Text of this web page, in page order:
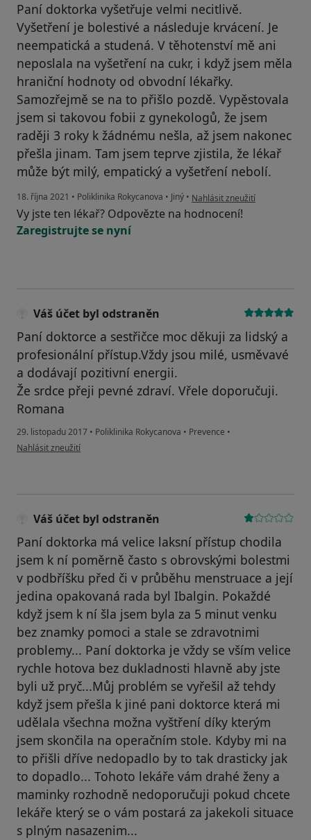
Paní doktorka vyšetřuje velmi necitlivě.
Vyšetření je bolestivé a následuje krvácení. Je
neempatická a studená. V těhotenství mě ani
neposlala na vyšetření na cukr, i když jsem měla
hraniční hodnoty od obvodní lékařky.
Samozřejmě se na to přišlo pozdě. Vypěstovala
jsem si takovou fobii z gynekologů, že jsem
raději 3 roky k žádnému nešla, až jsem nakonec
přešla jinam. Tam jsem teprve zjistila, že lékař
může být milý, empatický a vyšetření nebolí.
18. října 2021 • Poliklinika Rokycanova • Jiný • podle názoru uživatele M. V.
Nahlásit zneužití
Vy jste ten lékař? Odpovězte na hodnocení!
Zaregistrujte se nyní
Váš účet byl odstraněn
Paní doktorce a sestřičce moc děkuji za lidský a
profesionální přístup.Vždy jsou milé, usměvavé
a dodávají pozitivní energii.
Že srdce přeji pevné zdraví. Vřele doporučuji.
Romana
29. listopadu 2017 • Poliklinika Rokycanova • Prevence •
podle názoru uživatele Váš účet byl odstraněn
Nahlásit zneužití
Váš účet byl odstraněn
Paní doktorka má velice laksní přístup chodila
jsem k ní poměrně často s obrovskými bolestmi
v podbříšku před či v průběhu menstruace a její
jedina opakovaná rada byl Ibalgin. Pokaždé
když jsem k ní šla jsem byla za 5 minut venku
bez znamky pomoci a stale se zdravotnimi
problemy... Paní doktorka je vždy se vším velice
rychle hotova bez dukladnosti hlavně aby jste
byli už pryč...Můj problém se vyřešil až tehdy
když jsem přešla k jiné pani doktorce která mi
udělala všechna možna vyštření díky kterým
jsem skončila na operačním stole. Kdyby mi na
to přišli dříve nedopadlo by to tak drasticky jak
to dopadlo... Tohoto lekáře vám drahé ženy a
maminky rozhodně nedoporučuji pokud chcete
lekáře který se o vám postará za jakekoli situace
s plným nasazenim...